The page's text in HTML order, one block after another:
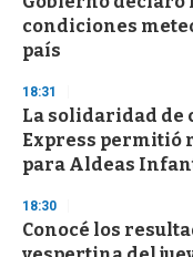
c
o
n
d
condiciones
país
18:31
La solidaridad de
Express permitió
para Aldeas
18:30
Conocé los